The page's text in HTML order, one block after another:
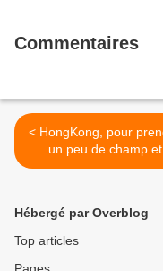
Commentaires
< HongKong, pour prendre
un peu de champ et
réfléchir,
Hébergé par Overblog
Top articles